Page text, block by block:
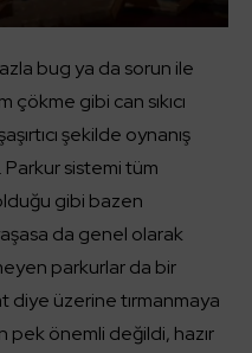
bug ya da sorun ile
çökme gibi can sıkıcı
şekilde oynanış
Parkur sistemi tüm
gibi bazen
da genel olarak
parkurlar da bir
diye üzerine tırmanmaya
pek önemli değildi, hazır